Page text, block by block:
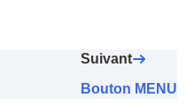
Suivant
Bouton MENU